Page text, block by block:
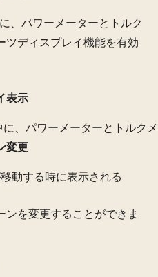
、パワーメーターとトルク
ツディスプレイ機能を有効
表示
、パワーメーターとトルク
変更
動する時に表示される
を変更することができま